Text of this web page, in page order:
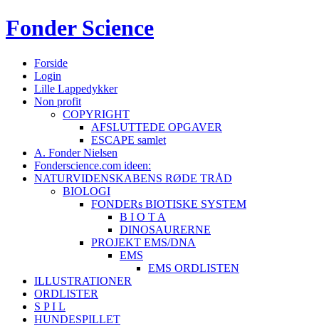
FonderScience
Forside
Login
Lille Lappedykker
Non profit
COPYRIGHT
AFSLUTTEDE OPGAVER
ESCAPE samlet
A. Fonder Nielsen
Fonderscience.com ideen:
NATURVIDENSKABENS RØDE TRÅD
BIOLOGI
FONDERs BIOTISKE SYSTEM
B I O T A
DINOSAURERNE
PROJEKT EMS/DNA
EMS
EMS ORDLISTEN
ILLUSTRATIONER
ORDLISTER
S P I L
HUNDESPILLET